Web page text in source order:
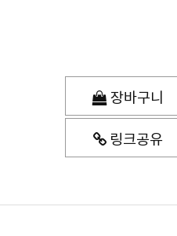
장바구니
링크공유